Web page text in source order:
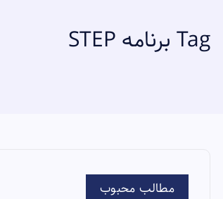
Tag برنامه STEP
مطالب محبوب